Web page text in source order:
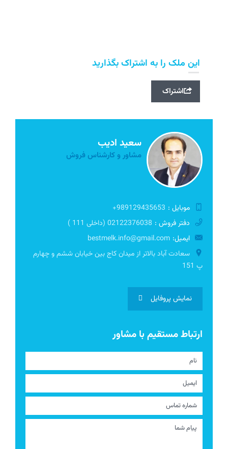
این ملک را به اشتراک بگذارید
اشتراک
سعید ادیب
مشاور و کارشناس فروش
موبایل : 989129435653+
دفتر فروش : 02122376038 (داخلی 111 )
ایمیل: bestmelk.info@gmail.com
سعادت آباد بالاتر از میدان کاج بین خیابان ششم و چهارم
پ 151
نمایش پروفایل
ارتباط مستقیم با مشاور